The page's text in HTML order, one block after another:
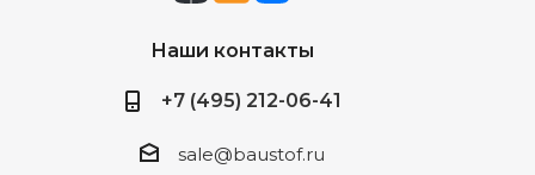
Наши контакты
+7 (495) 212-06-41
sale@baustof.ru